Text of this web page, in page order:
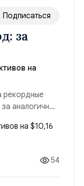
Подписаться
за
на
рекордные
аналогичный
рынка
54